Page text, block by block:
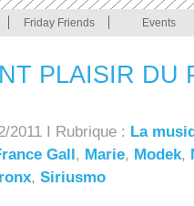
Friday Friends Events
PLAISIR DU
2011 I Rubrique : La
Gall, Marie, Modek,
, Siriusmo